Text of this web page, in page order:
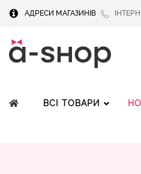
АДРЕСИ МАГАЗИНІВ
ВСІ ТОВАРИ